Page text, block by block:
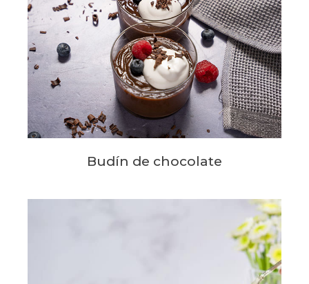
Budín de chocolate